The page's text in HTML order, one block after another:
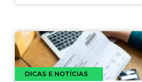
DICAS E NOTÍCIAS